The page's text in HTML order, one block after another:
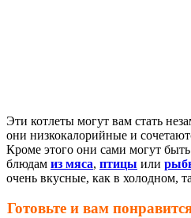
Эти котлеты могут вам стать
они низкокалорийные и
Кроме этого они сами могут
блюдам из мяса, птицы или
очень вкусные, как в холодном,
Готовьте и вам